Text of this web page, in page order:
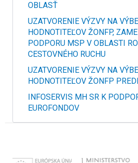
OBLASŤ
UZATVORENIE VÝZVY NA
HODNOTITEĽOV ŽONFP,
PODPORU MSP V OBLASTI
CESTOVNÉHO RUCHU
UZATVORENIE VÝZVY NA
HODNOTITEĽOV ŽONFP
INFOSERVIS MH SR K
EUROFONDOV